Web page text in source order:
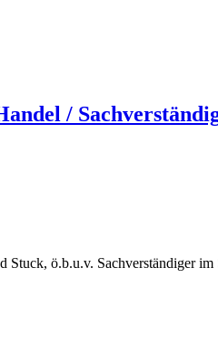
/
ö.b.u.v. Sachverständiger